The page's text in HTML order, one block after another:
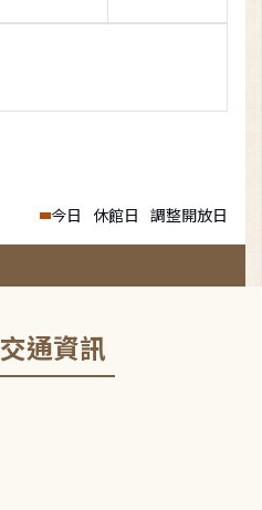
今日 休館日 調整開放日
交通資訊